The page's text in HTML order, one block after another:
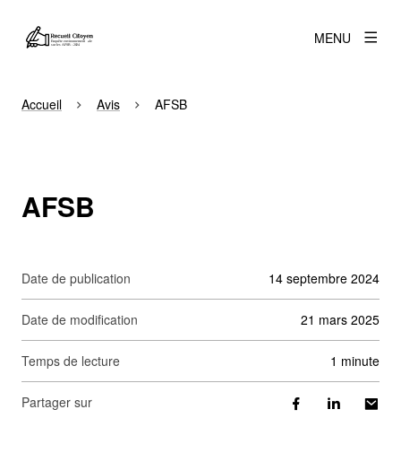
MENU
Accueil Avis AFSB
AFSB
Date de publication 14 septembre 2024
Date de modification 21 mars 2025
Temps de lecture 1 minute
Partager sur